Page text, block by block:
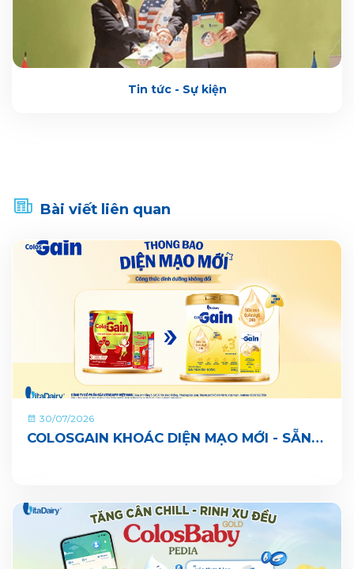
Tin tức - Sự kiện
Bài viết liên quan
30/07/2026
COLOSGAIN KHOÁC DIỆN MẠO MỚI - SẴN